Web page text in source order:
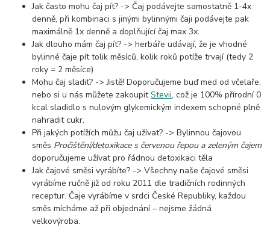
Jak často mohu čaj pít? -> Čaj podávejte samostatně 1-4x
denně, při kombinaci s jinými bylinnými čajipodávejte pak
maximálně 1x denně a doplňující čaj max 3x.
Jak dlouho mám čaj pít? -> herbáře udávají, že je vhodné
bylinné čaje pít tolik měsíců, kolik roků potíže trvají (tedy 2
roky = 2 měsíce)
Mohu čaj sladit? -> Jistě! Doporučujeme buď med od včelaře,
nebo si u nás můžete zakoupitStevii, což je 100% přírodní 0
kcal sladidlo s nulovým glykemickým indexem schopné plně
nahradit cukr.
Při jakých potížích můžu čaj užívat? -> Bylinnou čajovou
směs Pročištění/detoxikace s červenou řepou a zeleným čajem
doporučujeme užívat pro řádnou detoxikaci těla
Jak čajové směsi vyrábíte? -> Všechny naše čajové směsi
vyrábíme ručně již od roku 2011 dle tradičních rodinných
receptur. Čaje vyrábíme v srdci České Republiky, každou
směs mícháme až při objednání – nejsme žádná
velkovýroba.